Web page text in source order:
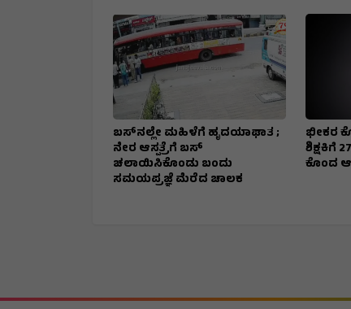
ಬಸ್‌ನಲ್ಲೇ ಮಹಿಳೆಗೆ ಹೃದಯಾಘಾತ ;
ನೇರ ಆಸ್ಪತ್ರೆಗೆ ಬಸ್‌
ಚಲಾಯಿಸಿಕೊಂಡು ಬಂದು
ಸಮಯಪ್ರಜ್ಞೆ ಮೆರೆದ ಚಾಲಕ
ಭೀಕರ
ಶಿಕ್ಷಕಿಗೆ
ಕೊಂದ